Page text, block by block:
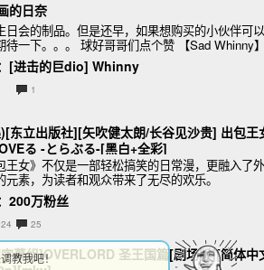
的日奈
日会的制品。但是还早，如果想购买的小伙伴可以
待一下。。。 球好哥哥们点个赞 【Sad Whinny
users/127364999
[进击的巨dio] Whinny
1
东立出版社][矢吹健太朗/长谷见沙贵] 出包王
る -とらぶる-[黑白+全彩]
王女》不仅是一部轻松搞笑的日常漫，更融入了外
元素，为读者和观众带来了无尽的欢乐。
200万粉丝
25
幕组]OVERLORD 圣王国篇[剧场版][简体中
教我吧！